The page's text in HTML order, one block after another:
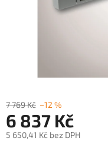
7 769 Kč –12 %
6 837 Kč
5 650,41 Kč bez DPH